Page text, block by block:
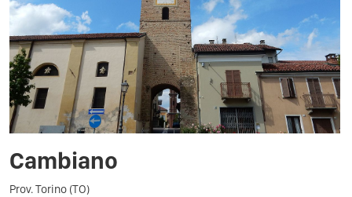
Cambiano
Prov. Torino (TO)